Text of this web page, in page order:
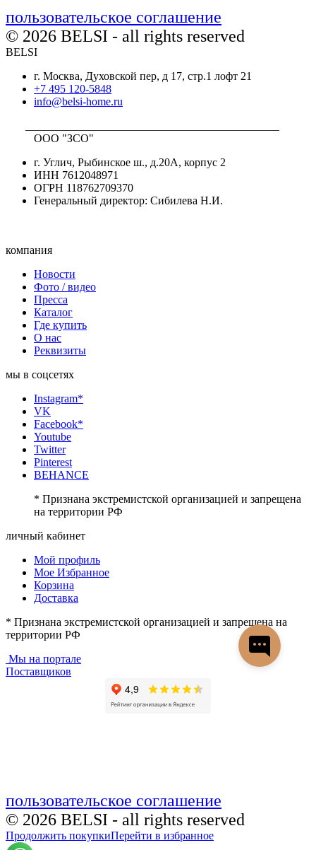
пользовательское соглашение
© 2026 BELSI - all rights reserved
BELSI
г. Москва, Духовской пер, д 17, стр.1 лофт 21
+7 495 120-5848
info@belsi-home.ru
ООО "ЗСО"
г. Углич, Рыбинское ш., д.20А, корпус 2
ИНН 7612048971
ОГРН 118762709370
Генеральный директор: Сибилева Н.И.
компания
Новости
Фото / видео
Пресса
Каталог
Где купить
О нас
Реквизиты
мы в соцсетях
Instagram*
VK
Facebook*
Youtube
Twitter
Pinterest
BEHANCE
* Признана экстремистской организацией и запрещена
на территории РФ
личный кабинет
Мой профиль
Мое Избранное
Корзина
Доставка
* Признана экстремистской организацией и запрещена на
территории РФ
Мы на портале
Поставщиков
пользовательское соглашение
© 2026 BELSI - all rights reserved
Продолжить покупкиПерейти в избранное